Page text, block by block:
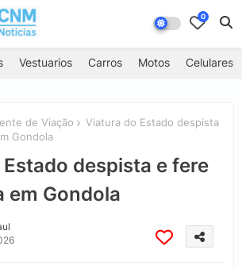
0
Vestuarios Carros Motos Celulares
de Viação
Viatura do Estado despista
Gondola
despista e fere
em Gondola